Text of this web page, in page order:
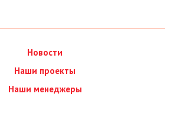
Новости
Наши проекты
Наши менеджеры